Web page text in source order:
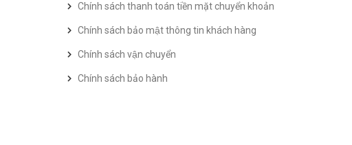
Chính sách thanh toán tiền mặt chuyển khoản
Chính sách bảo mật thông tin khách hàng
Chính sách vận chuyển
Chính sách bảo hành